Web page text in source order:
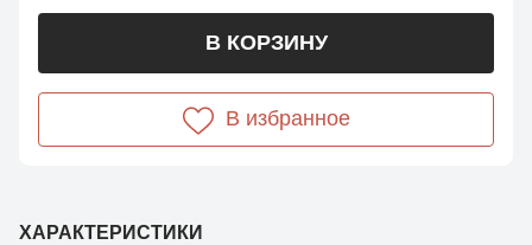
ХАРАКТЕРИСТИКИ
В КОРЗИНУ
В избранное